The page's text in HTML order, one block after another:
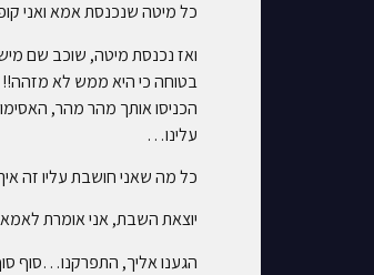
כל מיטה שנכנסת אמא ואני
ואז נכנסת מיטה, שוכב שם
בטוחה כי היא ממש לא
הכניסו אותך מהר מהר,
עלינו…
כל מה שאני חושבת עליו זה
יוצאת השבת, אני אומרת
הגענו אליך, התפרקנו…סוף